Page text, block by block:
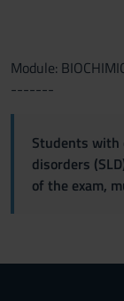
Module:
-------
Students with
disorders
of the exam,